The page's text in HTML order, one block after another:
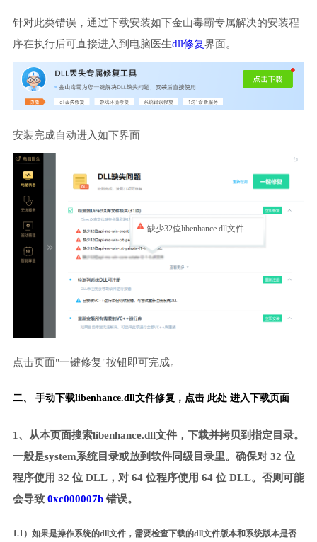
针对此类错误，通过下载安装如下金山毒霸专属解决的安装程
序在执行后可直接进入到电脑医生dll修复界面。
安装完成自动进入如下界面
缺少32位libenhance.dll文件
点击页面"一键修复"按钮即可完成。
二、 手动下载libenhance.dll文件修复， 点击 此处 进入下载页面
1、从本页面搜索libenhance.dll文件，下载并拷贝到指定目录。
一般是system系统目录或放到软件同级目录里。确保对 32 位
程序使用 32 位 DLL，对 64 位程序使用 64 位 DLL。否则可能
会导致 0xc000007b错误。
1.1）如果是操作系统的dll文件，需要检查下载的dll文件版本和系统版本是否